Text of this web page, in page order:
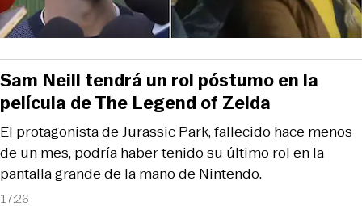
17:26
El protagonista de Jurassic Park, fallecido hace menos
de un mes, podría haber tenido su último rol en la
pantalla grande de la mano de Nintendo.
Sam Neill tendrá un rol póstumo en la
película de The Legend of Zelda